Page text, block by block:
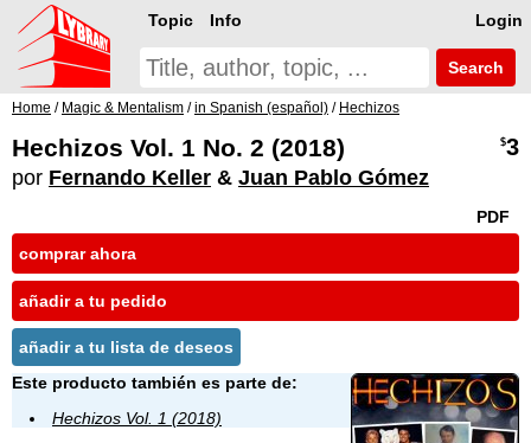
Login
Topic Info
Search
Home / Magic & Mentalism /in Spanish (español) / Hechizos
Hechizos Vol. 1 No. 2 (2018)
por Fernando Keller & Juan Pablo Gómez
$3
PDF
comprar ahora
añadir a tu pedido
añadir a tu lista de deseos
Este producto también es parte de:
Hechizos Vol. 1 (2018)